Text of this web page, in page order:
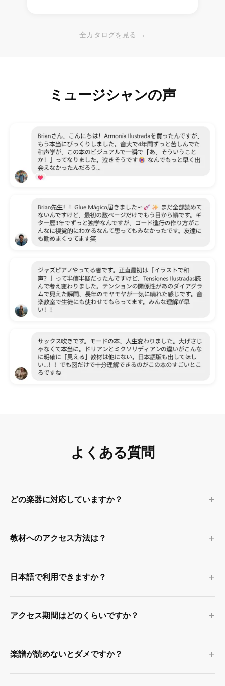
全カタログを見る →
ミュージシャンの声
よくある質問
どの楽器に対応していますか？ +
教材へのアクセス方法は？ +
日本語で利用できますか？ +
アクセス期間はどのくらいですか？ +
楽譜が読めないとダメですか？ +